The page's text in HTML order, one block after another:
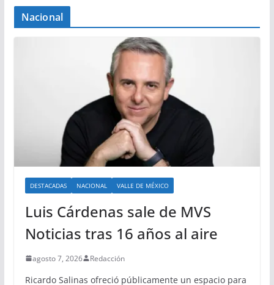
Nacional
DESTACADAS NACIONAL VALLE DE MÉXICO
Luis Cárdenas sale de MVS
Noticias tras 16 años al aire
agosto 7, 2026 Redacción
Ricardo Salinas ofreció públicamente un espacio para